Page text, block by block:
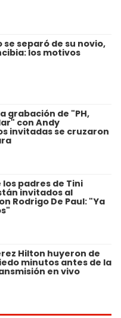
se separó de su novio,
los motivos
grabación de "PH,
con Andy
invitadas se cruzaron
padres de Tini
invitados al
Rodrigo De Paul: "Ya
Hilton huyeron de
minutos antes de la
en vivo